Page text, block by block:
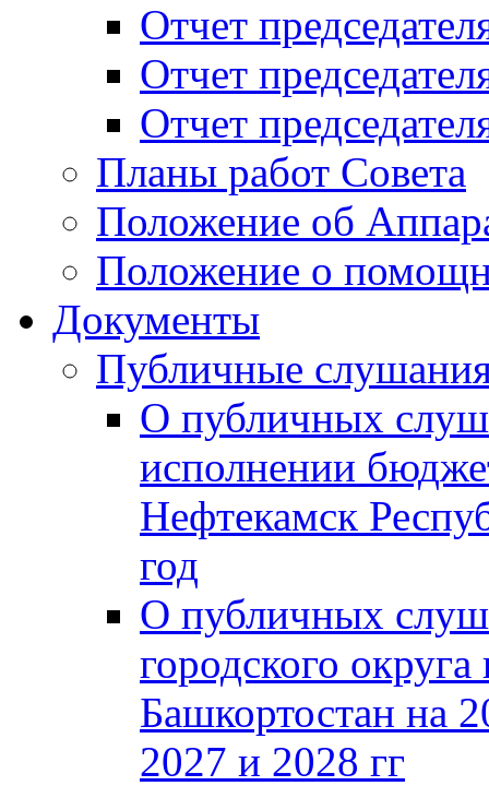
Отчет
Отчет
Отчет
Планы работ Совета
Положение об
Положение о
Документы
Публичные
О публичных
исполнении
Нефтекамск
год
О публичных
городского
Башкортостан на
2027 и 2028 гг